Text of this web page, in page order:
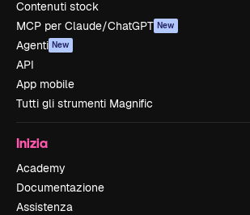
Contenuti stock
MCP per Claude/ChatGPT New
Agenti New
API
App mobile
Tutti gli strumenti Magnific
Inizia
Academy
Documentazione
Assistenza